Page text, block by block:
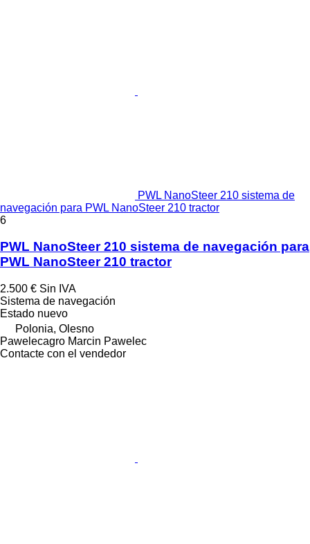
PWL NanoSteer 210 sistema de
navegación para PWL NanoSteer 210 tractor
6
PWL NanoSteer 210 sistema de navegación para
PWL NanoSteer 210 tractor
2.500 € Sin IVA
Sistema de navegación
Estado nuevo
Polonia, Olesno
Pawelecagro Marcin Pawelec
Contacte con el vendedor